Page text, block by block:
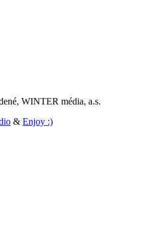
WINTER média, a.s.
& Enjoy :)